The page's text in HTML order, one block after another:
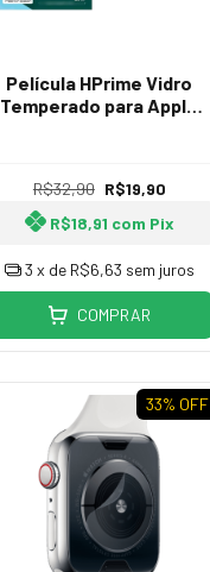
Película HPrime Vidro
Temperado para Apple
R$32,90 R$19,90
R$18,91 com Pix
3 x de R$6,63 sem juros
COMPRAR
33% OFF